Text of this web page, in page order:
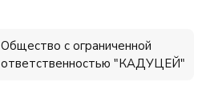
Общество с ограниченной
ответственностью "КАДУЦЕЙ"